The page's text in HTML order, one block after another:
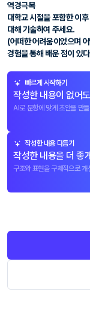
역경극복
대학교 시절을 포함한 이
대해 기술하여 주세요.
(어떠한 어려움이었으며
경험을 통해 배운 점이 있
빠르게 시작하기
작성한 내용이 없어
AI로 문항에 맞게 초안을 만
작성한 내용 다듬기
작성한 내용을 더 좋
구조와 표현을 구체적으로 개